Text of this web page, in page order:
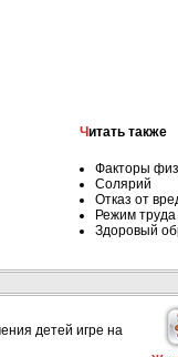
Читать также
Факторы
Солярий
Отказ от
Режим
Здоровый
детей игре на